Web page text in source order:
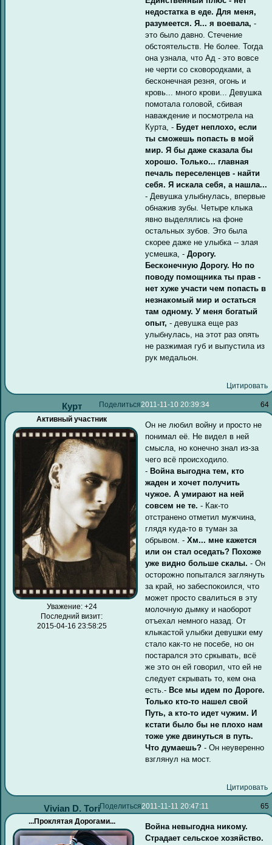
недостатка в еде. Для меня,
разумеется. Я... я воевала, -
это было давно. Стечение
обстоятельств. Не более. Тогда
она узнала, что Ад - это вовсе
не черти со сковородками, а
бесконечная резня, огонь и
кровь... много крови... Девушка
помотала головой, сбивая
наваждение и посмотрела на
Курта, - Будет неплохо, если
ты сможешь попасть в мой
мир. Я бы даже сказала бы
хорошо. Только... главная
печаль переселенцев - найти
себя. Я искала себя, а нашла...
- Девушка улыбнулась, впервые
обнажив зубы. Четыре клыка
явно выделялись на фоне
остальных зубов. Это была
скорее даже не улыбка -- злая
усмешка, -Дорогу.
Бесконечную Дорогу. Но по
поводу помощника ты прав -
нет хуже участи чем попасть в
незнакомый мир и остаться
там одному. У меня богатый
опыт, - девушка еще раз
улыбнулась, на этот раз опять
не разжимая губ и выпустила из
рук медальон.
Цитировать
Поделиться 64
2011-11-10 20:39:34
Курт
Активный участник
Уважение: +24
Последний визит:
2015-04-16 23:58:25
Он не любил войну и просто не
понимал её. Не видел в ней
смысла, но конечно знал из-за
чего всё происходило.
- Война выгодна тем, кто
жаден и хочет получить
чужое. А умирают на ней
совсем не те. - Как-то
отстранено отметил мужчина,
глядя куда-то в туман за
обрывом. -Хм... мне кажется
или он стал оседать? Похоже
уже видно больше скалы.- Он
осторожно попытался заглянуть
за край, но забеспокоился, что
может просто свалиться в эту
молочную дымку и наоборот
отъехал немного назад. От
клыкастой улыбки девушки ему
стало как-то не посебе, но он
постарался это сркывать, всё
же это он ей говорил, что ей не
следует скрывать то, кем она
есть.- Все мы идем по Дороге.
Только кто-то нашел свой
Путь, а кто-то идет чужим. И
кстати было бы не плохо нам
тоже уже двинуться в путь.
Что думаешь? - Он неуверенно
взглянул на мост.
Цитировать
Поделиться 65
2011-11-11 20:47:11
Vivian D. Tori
...Проклятая Дорогами...
Война невыгодна никому.
Страдает сельское хозяйство.